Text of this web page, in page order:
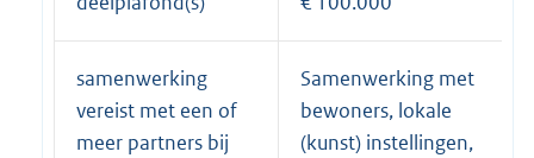
samenwerking
vereist met een of
meer partners bij
Samenwerking met
bewoners, lokale
(kunst) instellingen,